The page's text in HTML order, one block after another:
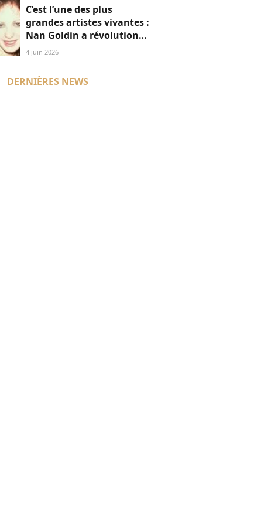
C’est l’une des plus
grandes artistes vivantes :
Nan Goldin a révolutionné
mon regard, voici
4 juin 2026
DERNIÈRES NEWS